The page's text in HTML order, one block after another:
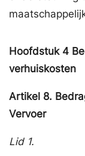
Hoofdstuk 4
verhuiskosten
Artikel 8.
Vervoer
Lid 1.